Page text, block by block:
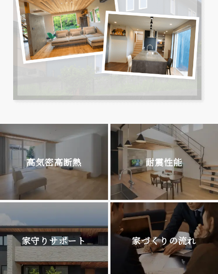
高気密高断熱 耐震性能
家守りサポート 家づくりの流れ